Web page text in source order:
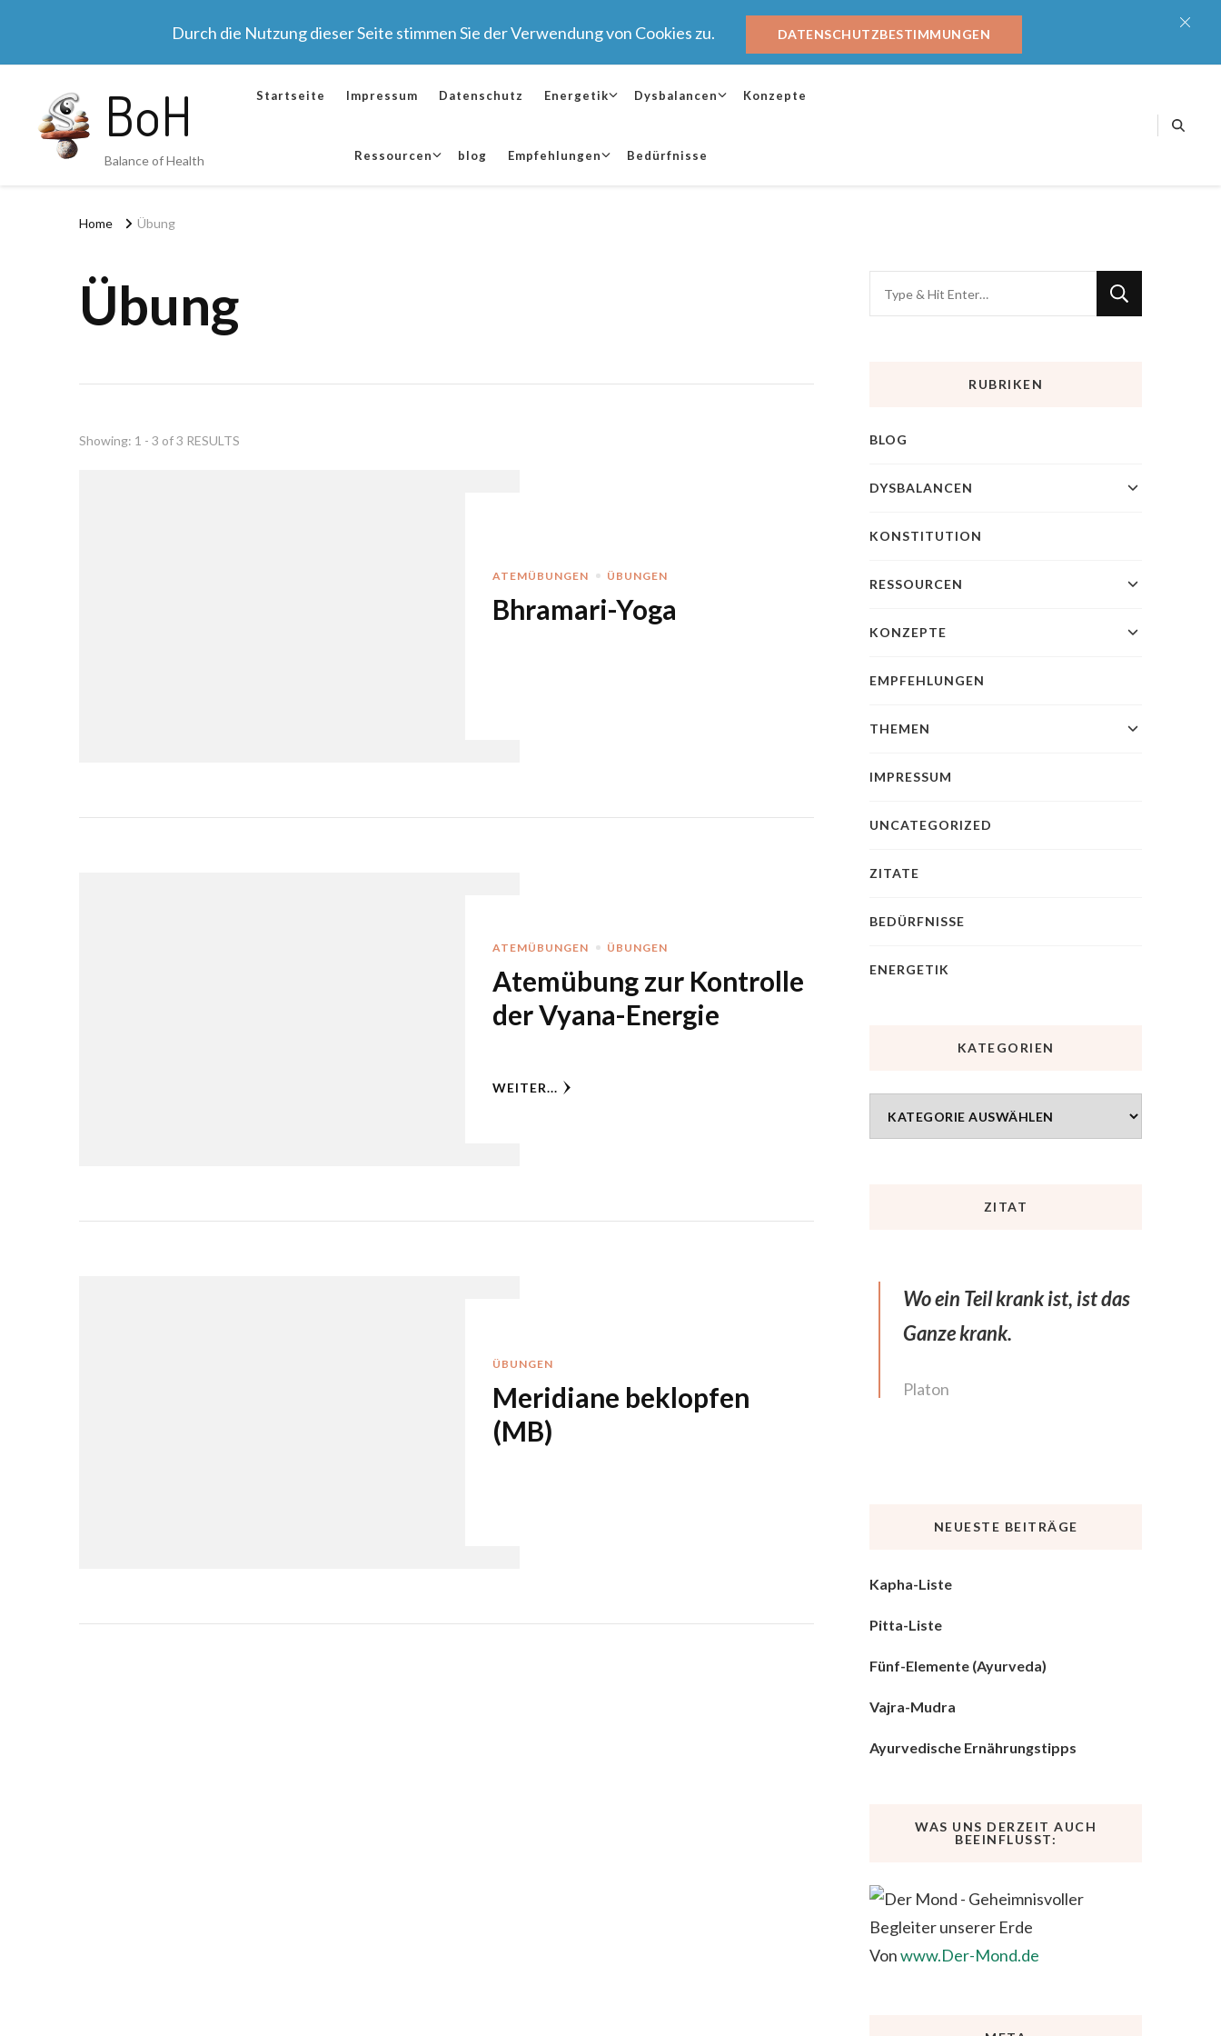
Durch die Nutzung dieser Seite stimmen Sie der Verwendung von Cookies zu. DATENSCHUTZBESTIMMUNGEN
BoH
Balance of Health
Startseite Impressum Datenschutz Energetik Dysbalancen Konzepte
Ressourcen blog Empfehlungen Bedürfnisse
Home Übung
Übung
Showing: 1 - 3 of 3 RESULTS
ATEMÜBUNGEN ÜBUNGEN
Bhramari-Yoga
ATEMÜBUNGEN ÜBUNGEN
Atemübung zur Kontrolle
der Vyana-Energie
WEITER...
ÜBUNGEN
Meridiane beklopfen
(MB)
RUBRIKEN
BLOG
DYSBALANCEN
KONSTITUTION
RESSOURCEN
KONZEPTE
EMPFEHLUNGEN
THEMEN
IMPRESSUM
UNCATEGORIZED
ZITATE
BEDÜRFNISSE
ENERGETIK
KATEGORIEN
ZITAT
Wo ein Teil krank ist, ist das
Ganze krank.
Platon
NEUESTE BEITRÄGE
Kapha-Liste
Pitta-Liste
Fünf-Elemente (Ayurveda)
Vajra-Mudra
Ayurvedische Ernährungstipps
WAS UNS DERZEIT AUCH
BEEINFLUSST:
Vonwww.Der-Mond.de